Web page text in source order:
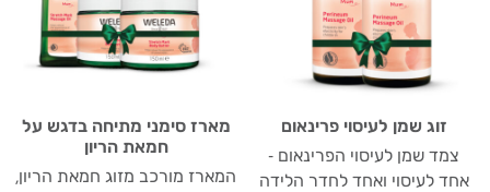
זוג שמן לעיסוי פרינאום
צמד שמן לעיסוי הפרינאום -
אחד לעיסוי ואחד לחדר הלידה
מארז סימני מתיחה בדגש על
חמאת הריון
המארז מורכב מזוג חמאת הריון,